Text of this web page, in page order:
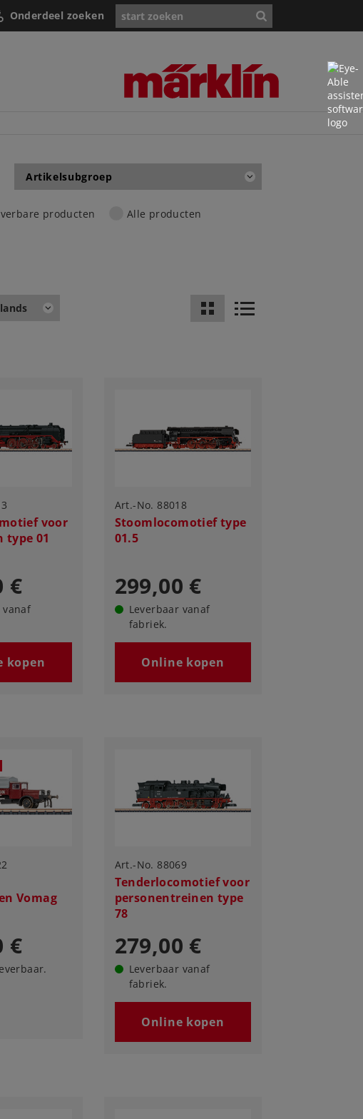
Onderdeel zoeken
Artikelsubgroep
producten
Alle producten
voor
type 01
€
vanaf
kopen
Art.-No. 88018
Stoomlocomotief type
01.5
299,00 €
Leverbaar vanaf
fabriek.
Online kopen
Vomag
€
Art.-No. 88069
Tenderlocomotief voor
personentreinen type
78
279,00 €
Leverbaar vanaf
fabriek.
Online kopen